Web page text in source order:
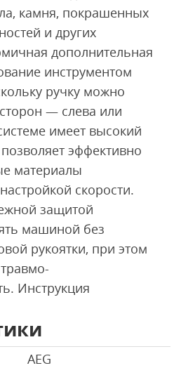
камня, покрашенных
и других
дополнительная
инструментом
ручку можно
— слева или
имеет высокий
эффективно
материалы
скорости.
защитой
машиной без
рукоятки, при этом
Инструкция
AEG